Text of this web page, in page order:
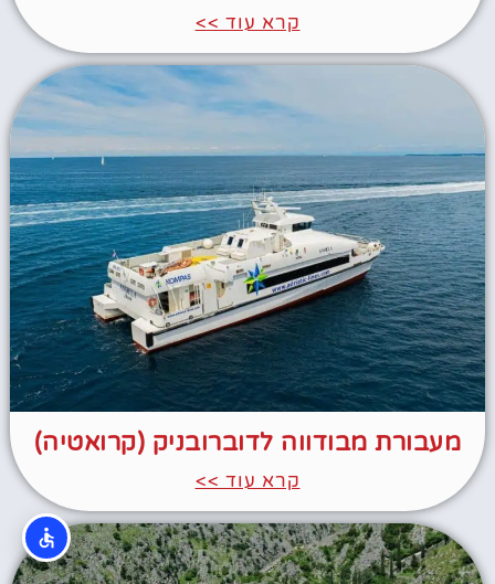
קרא עוד >>
מעבורת מבודווה לדוברובניק (קרואטיה)
קרא עוד >>